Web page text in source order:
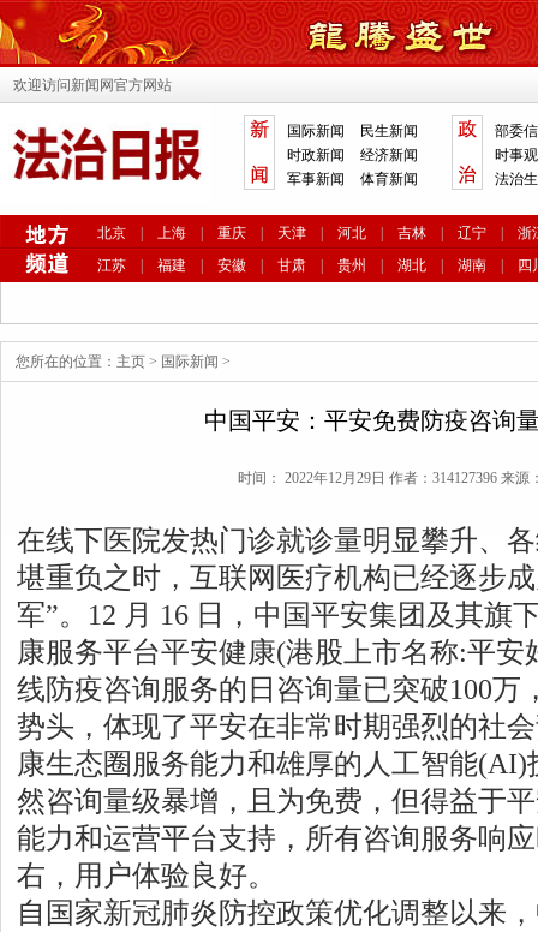
欢迎访问新闻网官方网站
国际新闻
民生新闻
时政新闻
经济新闻
军事新闻
体育新闻
部委
时事
法治
北京 上海 重庆 天津 河北 吉林 辽宁
浙
江苏
福建 安徽 甘肃 贵州 湖北 湖南 四
您所在的位置： 主页 > 国际新闻 >
中国平安：平安免费防疫咨询
时间： 2022年12月29日 作者：314127396 来源
在线下医院发热门诊就诊量明显攀升、
堪重负之时，互联网医疗机构已经逐步
军”。12 月 16 日，中国平安集团及其旗
康服务平台平安健康(港股上市名称:平
线防疫咨询服务的日咨询量已突破100万
势头，体现了平安在非常时期强烈的社
康生态圈服务能力和雄厚的人工智能
然咨询量级暴增，且为免费，但得益于
能力和运营平台支持，所有咨询服务响
右，用户体验良好。
自国家新冠肺炎防控政策优化调整以来